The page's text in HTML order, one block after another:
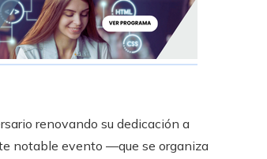
renovando su dedicación a
notable evento —que se organiza